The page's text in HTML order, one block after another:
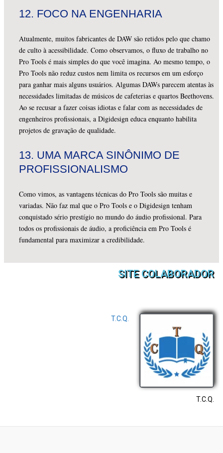
12. FOCO NA ENGENHARIA
Atualmente, muitos fabricantes de DAW são retidos pelo que chamo
de culto à acessibilidade. Como observamos, o fluxo de trabalho no
Pro Tools é mais simples do que você imagina. Ao mesmo tempo, o
Pro Tools não reduz custos nem limita os recursos em um esforço
para ganhar mais alguns usuários. Algumas DAWs parecem atentas às
necessidades limitadas de músicos de cafeterias e quartos Beethovens.
Ao se recusar a fazer coisas idiotas e falar com as necessidades de
engenheiros profissionais, a Digidesign educa enquanto habilita
projetos de gravação de qualidade.
13. UMA MARCA SINÔNIMO DE
PROFISSIONALISMO
Como vimos, as vantagens técnicas do Pro Tools são muitas e
variadas. Não faz mal que o Pro Tools e o Digidesign tenham
conquistado sério prestígio no mundo do áudio profissional. Para
todos os profissionais de áudio, a proficiência em Pro Tools é
fundamental para maximizar a credibilidade.
SITE COLABORADOR
T.C.Q.
T.C.Q.